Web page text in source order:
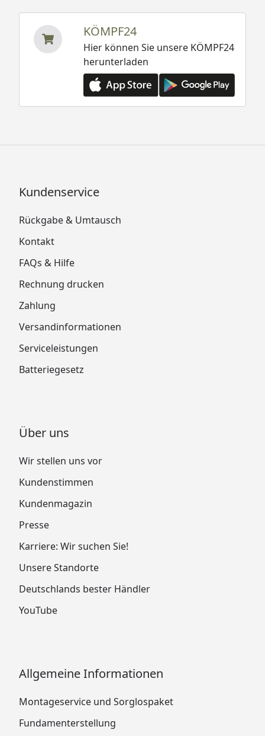
KÖMPF24
Hier können Sie unsere KÖMPF24
herunterladen
Kundenservice
Rückgabe & Umtausch
Kontakt
FAQs & Hilfe
Rechnung drucken
Zahlung
Versandinformationen
Serviceleistungen
Batteriegesetz
Über uns
Wir stellen uns vor
Kundenstimmen
Kundenmagazin
Presse
Karriere: Wir suchen Sie!
Unsere Standorte
Deutschlands bester Händler
YouTube
Allgemeine Informationen
Montageservice und Sorglospaket
Fundamenterstellung